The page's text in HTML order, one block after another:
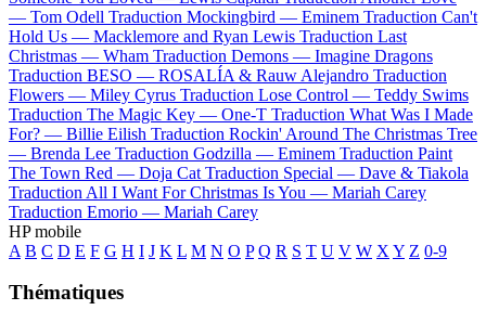
— Tom Odell Traduction Mockingbird — Eminem Traduction Can't
Hold Us — Macklemore and Ryan Lewis Traduction Last
Christmas — Wham Traduction Demons — Imagine Dragons
Traduction BESO — ROSALÍA & Rauw Alejandro Traduction
Flowers — Miley Cyrus Traduction Lose Control — Teddy Swims
Traduction The Magic Key — One-T Traduction What Was I Made
For? — Billie Eilish Traduction Rockin' Around The Christmas Tree
— Brenda Lee Traduction Godzilla — Eminem Traduction Paint
The Town Red — Doja Cat Traduction Special — Dave & Tiakola
Traduction All I Want For Christmas Is You — Mariah Carey
Traduction Emorio — Mariah Carey
HP mobile
A B C D E F G H I J K L M N O P Q R S T U V W X Y Z 0-9
Thématiques